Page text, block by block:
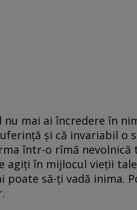
mai ai încredere în
și că invariabil o
într-o rîmă
agiți în mijlocul vieții
poate să-ți vadă inima.